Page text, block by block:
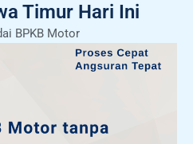
Timur Hari Ini
BPKB Motor